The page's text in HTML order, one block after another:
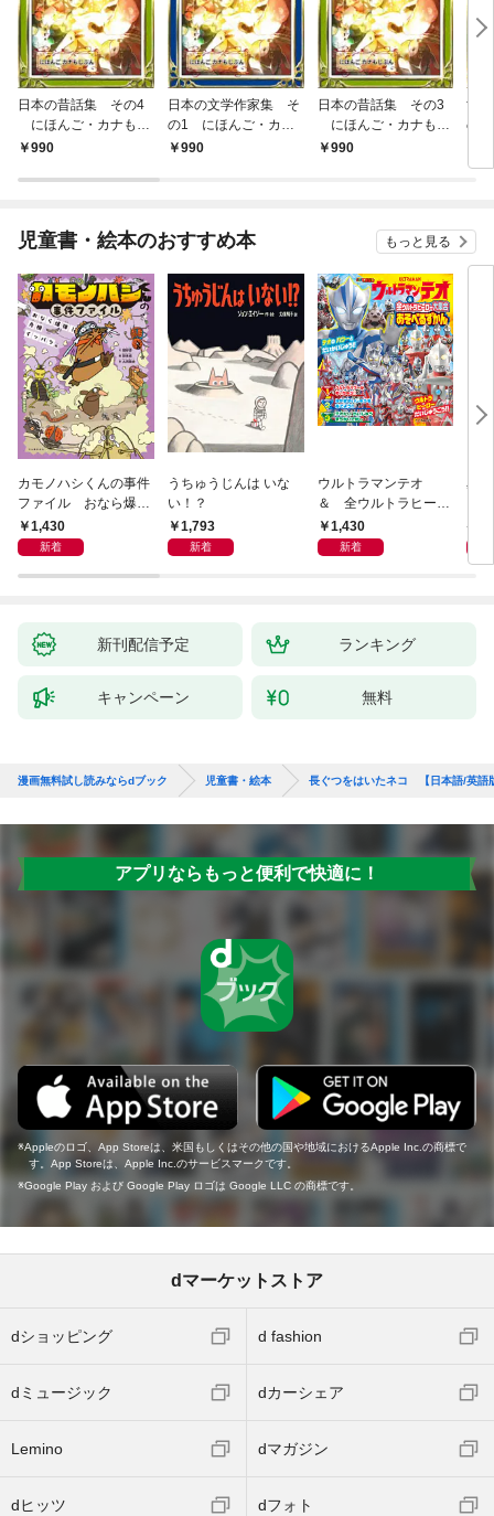
日本の昔話集 その4
にほんご・カナもじ
ぶん990
日本の文学作家集 そ
の1 にほんご・カナ
もじぶん
990
日本の昔話集 その3
にほんご・カナもじ
ぶん990
世
の2
児童書・絵本のおすすめ本 もっと見る
カモノハシくんの事件
ファイル おなら爆
弾！ 危機イッパツ編
1,430
新着
うちゅうじんは いな
い！？
1,793
新着
ウルトラマンテオ
＆ 全ウルトラヒーロ
ー大集合 あそべるず
かん
1,430
新着
星
新刊配信予定 ランキング
キャンペーン 無料
漫画無料試し読みならdブック 児童書・絵本 長ぐつをはいたネコ 【日本語/英語
アプリならもっと便利で快適に！
Appleのロゴ、App Storeは、米国もしくはその他の国や地域におけるApple Inc.の商標で
す。App Storeは、Apple Inc.のサービスマークです。
Google Play および Google Play ロゴは Google LLC の商標です。
dマーケットストア
dショッピング d fashion
dミュージック dカーシェア
Lemino dマガジン
dヒッツ dフォト